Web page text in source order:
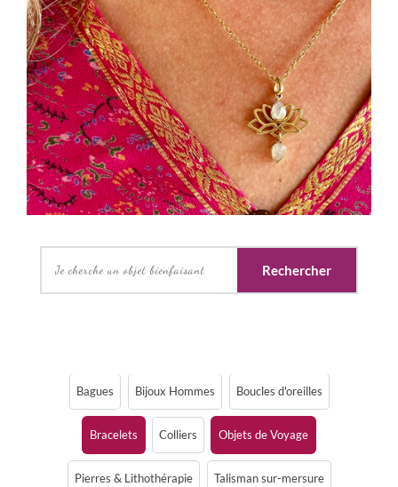
Rechercher
Bagues Bijoux Hommes Boucles d'oreilles
Bracelets Colliers Objets de Voyage
Pierres & Lithothérapie Talisman sur-mersure